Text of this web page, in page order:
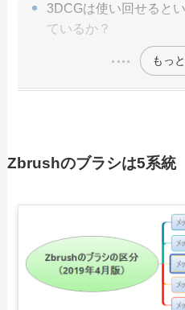
3DCGは使い回せると
ているか？
もっ
Zbrushのブラシは5系統